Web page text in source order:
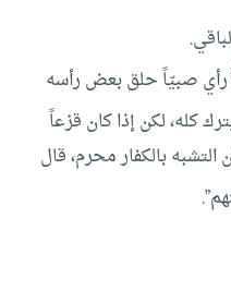
رأي صبيّاً حلق بعض رأسه
كله، لكن إذا كان قزعاً
التشبه بالكفار محرم، قال